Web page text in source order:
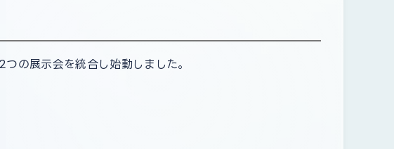
の展示会を統合し始動しました。